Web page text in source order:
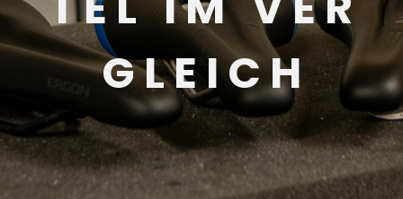
G L E I C H